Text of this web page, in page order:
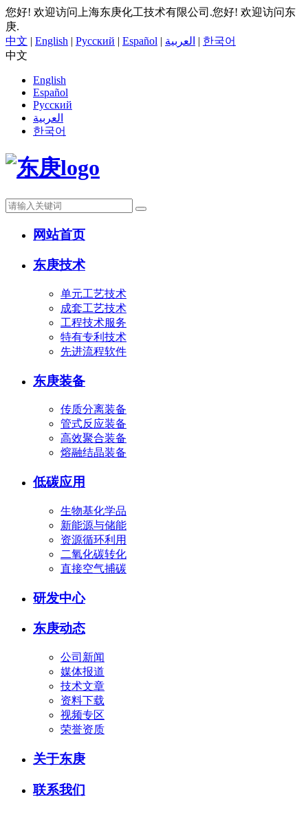
您好! 欢迎访问上海东庚化工技术有限公司.您好! 欢迎访问东
庚.
中文 | English | Русский | Español | العربية | 한국어
中文
English
Español
Русский
العربية
한국어
网站首页
东庚技术
单元工艺技术
成套工艺技术
工程技术服务
特有专利技术
先进流程软件
东庚装备
传质分离装备
管式反应装备
高效聚合装备
熔融结晶装备
低碳应用
生物基化学品
新能源与储能
资源循环利用
二氧化碳转化
直接空气捕碳
研发中心
东庚动态
公司新闻
媒体报道
技术文章
资料下载
视频专区
荣誉资质
关于东庚
联系我们